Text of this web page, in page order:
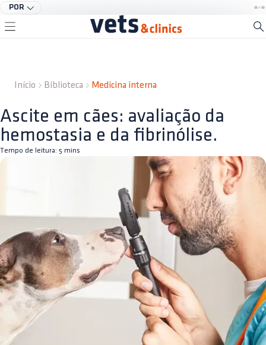
POR
Início Biblioteca Medicina interna
Ascite em cães: avaliação da
hemostasia e da fibrinólise.
Tempo de leitura: 5 mins